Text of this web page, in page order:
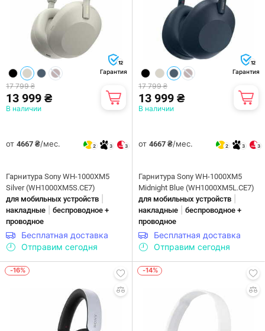
12
Гарантия
17 799 ₴
13 999 ₴
В наличии
от 4667 ₴/мес. 2 3 3
Гарнитура Sony WH-1000XM5
Silver (WH1000XM5S.CE7)
для мобильных устройств
накладные
беспроводное +
проводное
Бесплатная доставка
Отправим сегодня
12
Гарантия
17 799 ₴
13 999 ₴
В наличии
от 4667 ₴/мес. 2 3 3
Гарнитура Sony WH-1000XM5
Midnight Blue (WH1000XM5L.CE7)
для мобильных устройств
накладные
беспроводное +
проводное
Бесплатная доставка
Отправим сегодня
-16% -14%